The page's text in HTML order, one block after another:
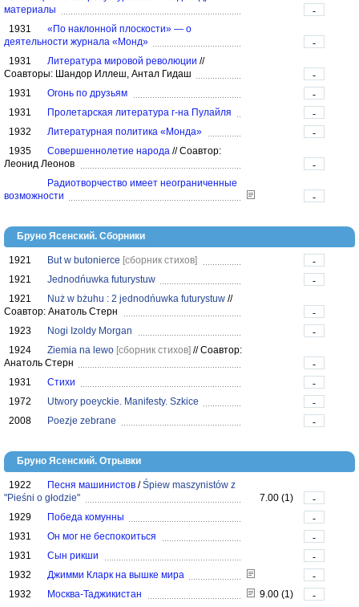
материалы
-
1931
«По наклонной плоскости» — о
деятельности журнала «Монд»
-
1931
Литература мировой революции //
Соавторы: Шандор Иллеш, Антал Гидаш
-
1931
Огонь по друзьям
-
1931
Пролетарская литература г-на Пулайля
-
1932
Литературная политика «Монда»
-
1935
Совершеннолетие народа //Соавтор:
Леонид Леонов
-
Радиотворчество имеет неограниченные
возможности
-
Бруно Ясенский. Сборники
1921 But w butonierce [сборник стихов]
-
1921
Jednodńuwka futurystuw
-
1921
Nuż w bżuhu : 2 jednodńuwka futurystuw //
Соавтор: Анатоль Стерн
-
1923
Nogi Izoldy Morgan
-
1924
Ziemia na lewo [сборник стихов] //Соавтор:
Анатоль Стерн
-
1931
Стихи
-
1972
Utwory poeyckie. Manifesty. Szkice
-
2008
Poezje zebrane -
Бруно Ясенский. Отрывки
1922 Песня машинистов /Śpiew maszynistów z
"Pieśni o głodzie"
7.00 (1)
-
1929
Победа комунны
-
1931
Он мог не беспокоиться
-
1931
Сын рикши
-
1932
Джимми Кларк на вышке мира
-
1932
Москва-Таджикистан 9.00 (1)
-